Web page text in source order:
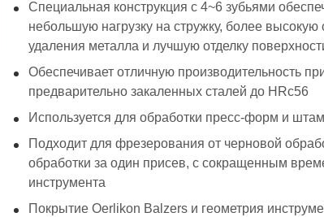
Специальная конструкция с 4~6 зубьями
небольшую нагрузку на стружку, более высокую
удаления металла и лучшую отделку
Обеспечивает отличную производительность
предварительно закаленных сталей до HRc56
Используется для обработки пресс-форм и
Подходит для фрезерования от черновой
обработки за один присев, с сокращенным
инструмента
Покрытие Oerlikon Balzers и геометрия